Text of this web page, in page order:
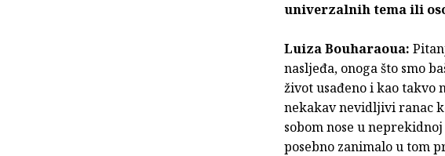
univerzalnih tema ili
Luiza Bouharaoua:
nasljeđa, onoga što smo
život usađeno i kao takvo
nekakav nevidljivi ranac
sobom nose u
posebno zanimalo u tom